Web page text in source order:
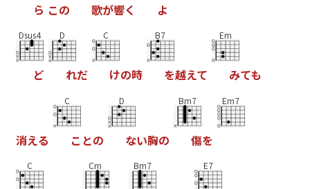
ら この 歌が響く よ
Dsus4
ど
D
れだ
C
けの時
B7
を越えて
Em
みても
消える
C
こ との
D
ない胸の
Bm7
傷を
Em7
C Cm Bm7 E7